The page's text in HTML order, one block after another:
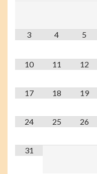
3 4 5
10 11 12
17 18 19
24 25 26
31